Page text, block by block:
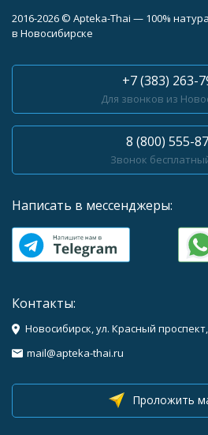
2016-2026 © Apteka-Thai — 100%
в Новосибирске
+7 (383) 263-
Для звонков из
8 (800) 555-
Звонок
Написать в мессенджеры:
Контакты:
Новосибирск, ул. Красный
mail@apteka-thai.ru
Проложить